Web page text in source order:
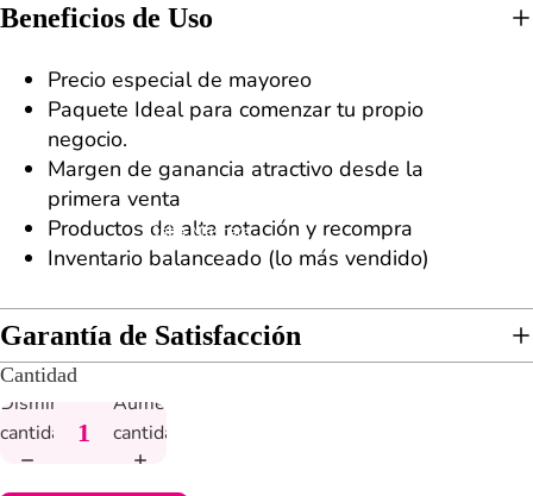
Daba Mascara
Beneficios de Uso
Precio especial de mayoreo
Paquete Ideal para comenzar tu propio
negocio.
Margen de ganancia atractivo desde la
primera venta
Productos de alta rotación y recompra
Inventario balanceado (lo más vendido)
Garantía de Satisfacción
Cantidad
Disminuir
cantidad
Aumentar
cantidad